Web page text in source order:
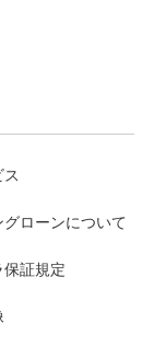
グローンについて
証規定